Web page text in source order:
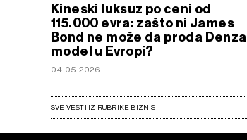
Kineski luksuz po ceni od
115.000 evra: zašto ni James
Bond ne može da proda Denza
model u Evropi?
04.05.2026
SVE VESTI IZ RUBRIKE BIZNIS